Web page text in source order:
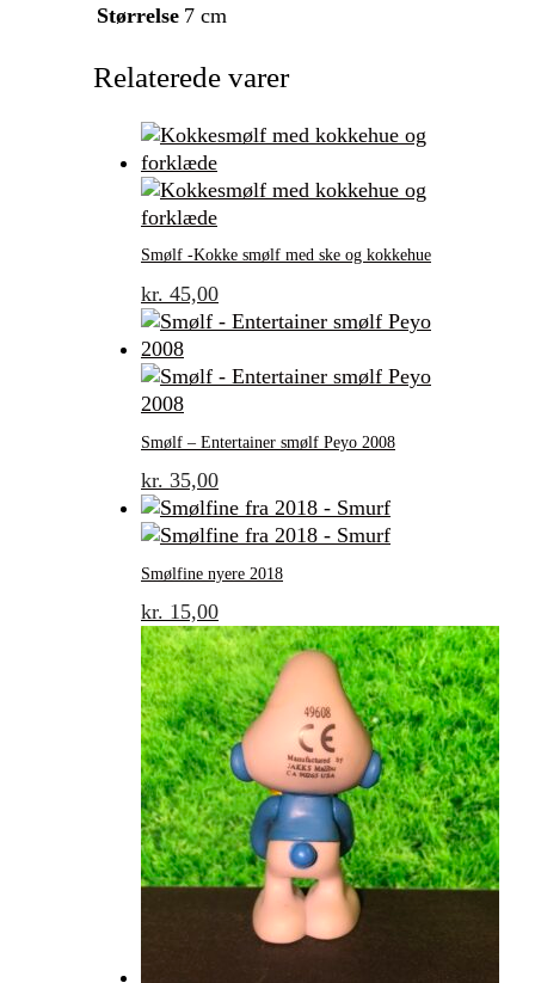
Størrelse 7 cm
Relaterede varer
Smølf -Kokke smølf med ske og kokkehue
kr. 45,00
Smølf – Entertainer smølf Peyo 2008
kr. 35,00
Smølfine nyere 2018
kr. 15,00